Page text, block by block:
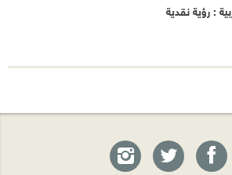
: رؤية نقدية